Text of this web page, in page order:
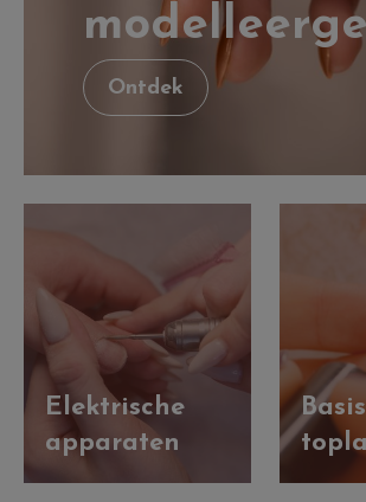
Ontdek
Elektrische
apparaten